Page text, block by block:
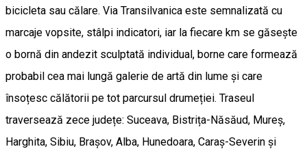
bicicleta sau călare. Via Transilvanica este semnalizată cu
marcaje vopsite, stâlpi indicatori, iar la fiecare km se găsește
o bornă din andezit sculptată individual, borne care formează
probabil cea mai lungă galerie de artă din lume și care
însoțesc călătorii pe tot parcursul drumeției. Traseul
traversează zece județe: Suceava, Bistrița-Năsăud, Mureș,
Harghita, Sibiu, Brașov, Alba, Hunedoara, Caraș-Severin și